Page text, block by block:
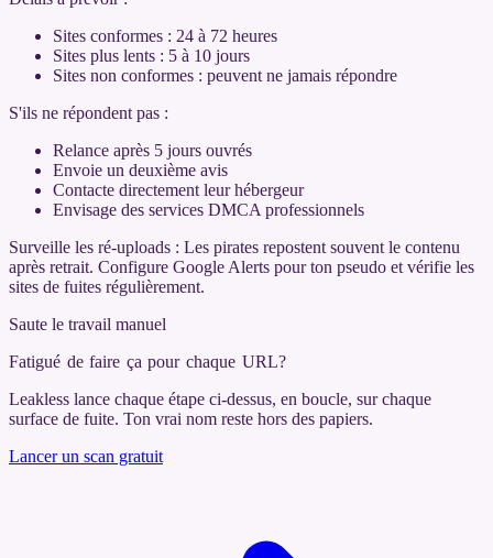
Sites conformes : 24 à 72 heures
Sites plus lents : 5 à 10 jours
Sites non conformes : peuvent ne jamais répondre
S'ils ne répondent pas :
Relance après 5 jours ouvrés
Envoie un deuxième avis
Contacte directement leur hébergeur
Envisage des services DMCA professionnels
Surveille les ré-uploads : Les pirates repostent souvent le contenu
après retrait. Configure Google Alerts pour ton pseudo et vérifie les
sites de fuites régulièrement.
Saute le travail manuel
Fatigué de faire ça pour chaque URL?
Leakless lance chaque étape ci-dessus, en boucle, sur chaque
surface de fuite. Ton vrai nom reste hors des papiers.
Lancer un scan gratuit